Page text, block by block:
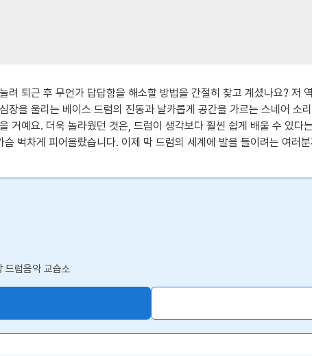
퇴근 후 무언가 답답함을 해소할 방법을 간절히 찾고 계셨나요? 저
을 울리는 베이스 드럼의 진동과 날카롭게 공간을 가르는 스네어 소
거예요. 더욱 놀라웠던 것은, 드럼이 생각보다 훨씬 쉽게 배울 수 있다
벅차게 피어올랐습니다. 이제 막 드럼의 세계에 발을 들이려는 여러
드럼음악 교습소